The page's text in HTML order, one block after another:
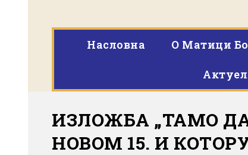
Насловна O Матици
ИЗЛОЖБА „ТАМО
НОВОМ 15. И